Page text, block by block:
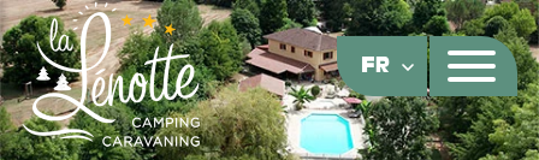
FR
Panneau de gestion des cookies